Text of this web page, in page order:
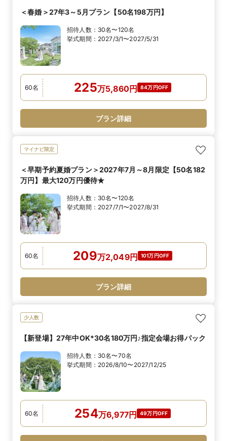
＜春婚＞27年3～5月プラン【50名198万円】
招待人数： 30名〜120名
挙式期間： 2027/3/1〜2027/5/31
60名 225万5,860円 84万円OFF
プラン詳細
マイナビ限定
＜早期予約夏婚プラン＞2027年7月～8月限定【50名182
万円】最大120万円優待★
招待人数： 30名〜120名
挙式期間： 2027/7/1〜2027/8/31
60名 209万2,049円 101万円OFF
プラン詳細
少人数
【新登場】27年中OK*30名180万円♪指定会場お得パック
招待人数： 30名〜70名
挙式期間： 2026/8/10〜2027/12/25
60名 254万6,977円 49万円OFF